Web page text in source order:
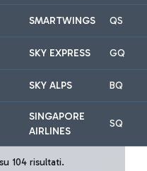
SMARTWINGS QS
SKY EXPRESS GQ
SKY ALPS BQ
SINGAPORE
AIRLINES
SQ
104 risultati.